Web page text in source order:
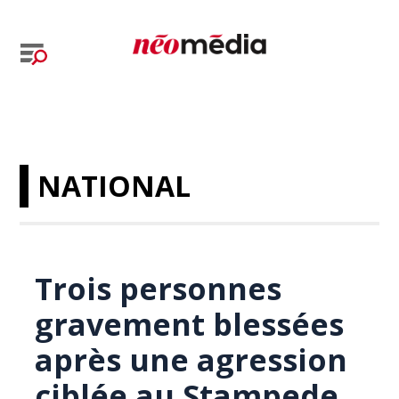
NATIONAL
Trois personnes
gravement blessées
après une agression